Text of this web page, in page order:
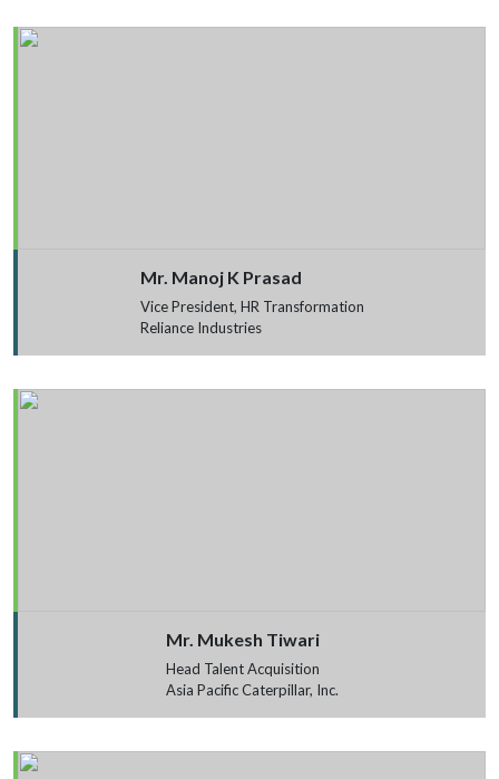
Mr. Manoj K Prasad
Vice President, HR Transformation
Reliance Industries
Mr. Mukesh Tiwari
Head Talent Acquisition
Asia Pacific Caterpillar, Inc.